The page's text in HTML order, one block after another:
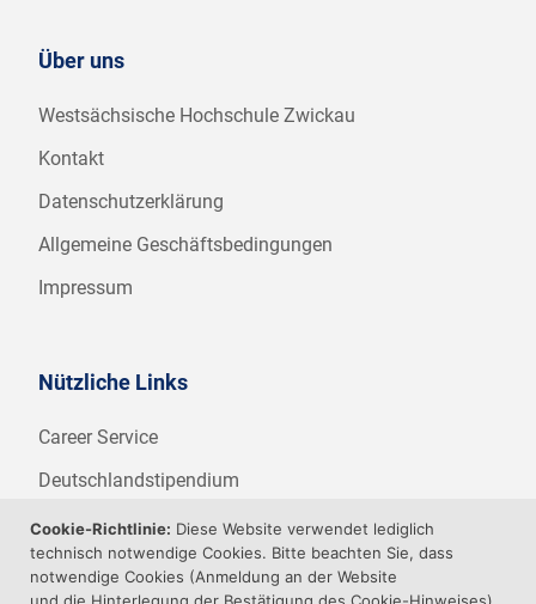
Über uns
Westsächsische Hochschule Zwickau
Kontakt
Datenschutzerklärung
Allgemeine Geschäftsbedingungen
Impressum
Nützliche Links
Career Service
Deutschlandstipendium
WHZ Firmenstipendium
Weitere Angebote der WHZ
Cookie-Richtlinie: Diese Website verwendet lediglich
technisch notwendige Cookies. Bitte beachten Sie, dass
notwendige Cookies (Anmeldung an der Website